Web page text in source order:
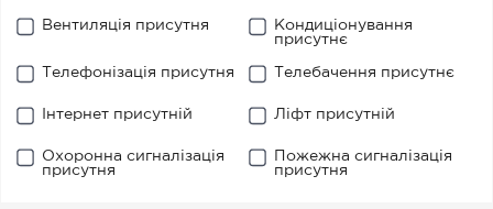
Вентиляція присутня
Кондиціонування
присутнє
Телефонізація присутня Телебачення присутнє
Інтернет присутній Ліфт присутній
Охоронна сигналізація
присутня
Пожежна сигналізація
присутня